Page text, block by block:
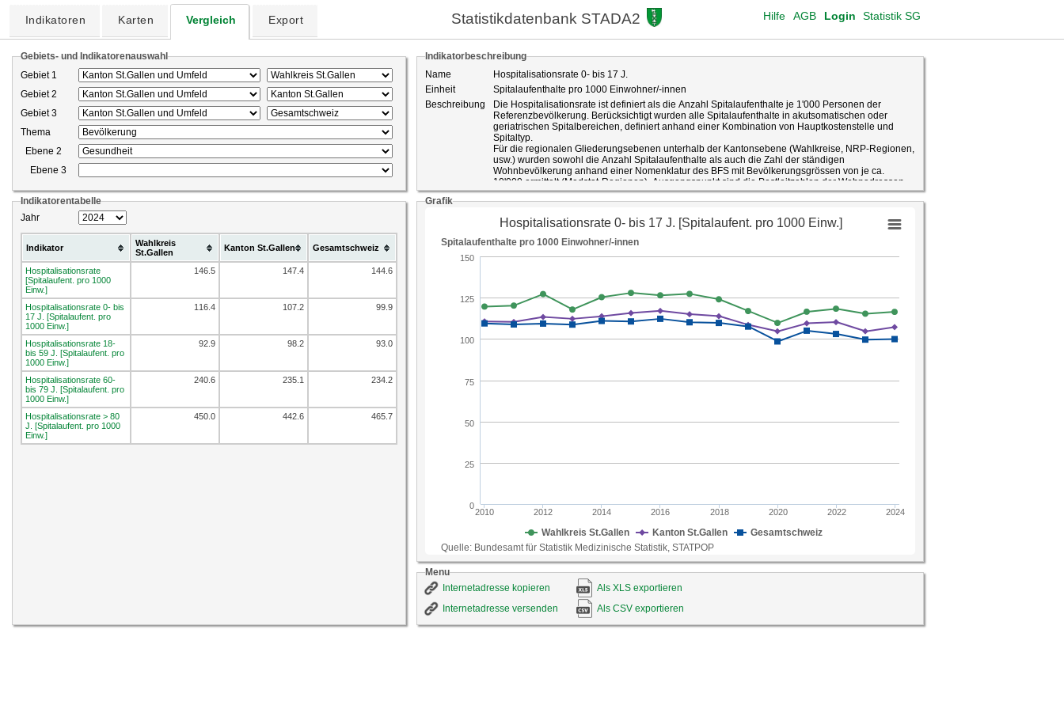
Indikatoren Karten Vergleich Export Statistikdatenbank STADA2 Login Statistik SG
AGB
Hilfe
Gebiets- und Indikatorenauswahl
Gebiet 1
Gebiet 2
Gebiet 3
Thema
Ebene 2
Ebene 3
Indikatorentabelle
Jahr
Indikator
Wahlkreis
St.Gallen
Kanton St.Gallen Gesamtschweiz
Hospitalisationsrate
[Spitalaufent. pro 1000
Einw.]
146.5 147.4 144.6
Hospitalisationsrate 0- bis
17 J. [Spitalaufent. pro
1000 Einw.]
116.4 107.2 99.9
Hospitalisationsrate 18-
bis 59 J. [Spitalaufent. pro
1000 Einw.]
92.9 98.2 93.0
Hospitalisationsrate 60-
bis 79 J. [Spitalaufent. pro
1000 Einw.]
240.6 235.1 234.2
Hospitalisationsrate > 80
J. [Spitalaufent. pro 1000
Einw.]
450.0 442.6 465.7
Indikatorbeschreibung
Name
Hospitalisationsrate 0- bis 17 J.
Einheit
Spitalaufenthalte pro 1000 Einwohner/-innen
Beschreibung
Die Hospitalisationsrate ist definiert als die Anzahl Spitalaufenthalte je 1'000 Personen der
Referenzbevölkerung. Berücksichtigt wurden alle Spitalaufenthalte in akutsomatischen oder
geriatrischen Spitalbereichen, definiert anhand einer Kombination von Hauptkostenstelle und
Spitaltyp.
Für die regionalen Gliederungsebenen unterhalb der Kantonsebene (Wahlkreise, NRP-Regionen,
usw.) wurden sowohl die Anzahl Spitalaufenthalte als auch die Zahl der ständigen
Wohnbevölkerung anhand einer Nomenklatur des BFS mit Bevölkerungsgrössen von je ca.
10'000 ermittelt (Medstat-Regionen). Ausgangspunkt sind die Postleitzahlen der Wohnadressen
der Personen.
Die Medstat-Regionen des Kantons St.Gallen lassen sich grossteils, aber nicht vollständig, zu den
hier verwendeten regionalen Gliederungen aggregieren. Einzelne Medstat-Regionen erstrecken
sich auf zwei oder mehr Regionalebenen. In diesen Fällen wurde die Zuordnung zu derjenigen
Region vorgenommen, mit der bevölkerungsmässig die grösste Überschneidung besteht.
Die Medstat-Regionen sind in der Regel nicht deckungsgleich mit Gemeindegrenzen.
Hospitalisationsraten auf Gemeindeebene können daher nur in solchen Fällen ausgewiesen
medizinischer Leistungen. Sie blendet den Effekt der Bevölkerungsentwicklung auf die Zahl der
Spitalaufenthalte aus und lässt somit Vergleiche über die Zeit, über Regionen und über
verschiedene Bevölkerungsgruppen (z.B. nach Alter oder Geschlecht) zu. Veränderungen in der
Hospitalisationsrate können verschiedentliche Ursachen haben, so z.B. Veränderungen im
Gesundheitszustand der Bevölkerung, strukturelle Entwicklungen der stationären gegenüber
ambulanten Versorgung, Verbesserung der medikamentösen Behandlung, als auch Reaktionen
Grafik
Menu
Internetadresse kopieren
Als XLS exportieren
Internetadresse versenden
Als CSV exportieren